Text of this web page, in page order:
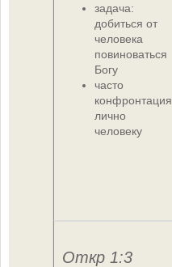
задача:
добиться от
человека
повиноваться
Богу
часто
конфронтация
лично
человеку
Откр 1:3